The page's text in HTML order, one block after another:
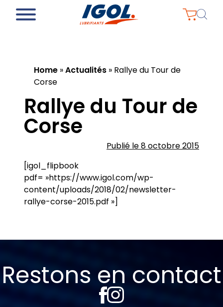
Home »Actualités » Rallye du Tour de
Corse
Rallye du Tour de
Corse
Publié le 8 octobre 2015
[igol_flipbook
pdf= »https://www.igol.com/wp-
content/uploads/2018/02/newsletter-
rallye-corse-2015.pdf »]
Restons en contact